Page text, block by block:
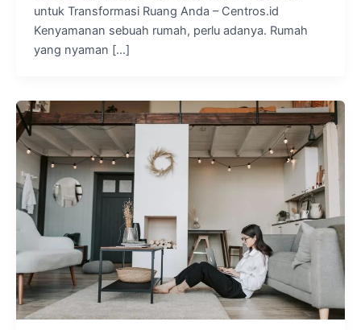
untuk Transformasi Ruang Anda – Centros.id
Kenyamanan sebuah rumah, perlu adanya. Rumah
yang nyaman […]